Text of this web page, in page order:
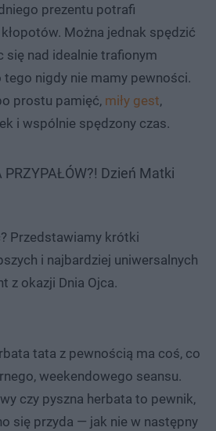
prezentu potrafi
Można jednak spędzić
się nad idealnie trafionym
nigdy nie mamy pewności.
prostu pamięć, miły gest,
i wspólnie spędzony czas.
PRZYPAŁÓW?! Dzień Matki
Przedstawiamy krótki
i najbardziej uniwersalnych
z okazji Dnia Ojca.
tata z pewnością ma coś, co
weekendowego seansu.
czy pyszna herbata to pewnik,
się przyda — jak nie w następny